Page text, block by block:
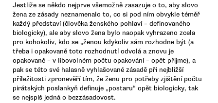
Jestliže se někdo nejprve všemožně zasazuje o to, aby slovo
žena ze zásady neznamenalo to, co si pod ním obvykle téměř
každý představí (člověka ženského pohlaví – definovaného
biologicky), ale aby slovo žena bylo naopak vyhrazeno zcela
pro kohokoliv, kdo se „ženou kdykoliv sám rozhodne být (a
třeba i opakovaně toto rozhodnutí odvolá a znovu je
opakovaně – v libovolném počtu opakování – opět přijme), a
pak se této své halasně vyhlašované zásadě při nejbližší
příležitosti zpronevěří tím, že ženu pro potřeby zjištění počtu
pirátských poslankyň definuje „postaru“ opět biologicky, tak
se nejspíš jedná o bezzásadovost.